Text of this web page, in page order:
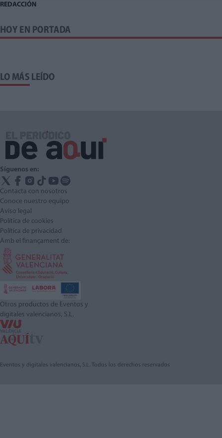
REDACCIÓN
HOY EN PORTADA
LO MÁS LEÍDO
Síguenos en:
Contacta con nosotros
Conoce nuestro equipo
Aviso legal
Política de cookies
Política de privacidad
Amb el finançament de:
Otros productos de Eventos y
digitales valencianos, S.L.
Eventos y digitales valencianos, S.L. Todos los derechos reservados